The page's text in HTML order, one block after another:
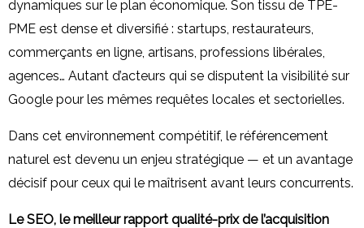
dynamiques sur le plan économique. Son tissu de TPE-
PME est dense et diversifié : startups, restaurateurs,
commerçants en ligne, artisans, professions libérales,
agences… Autant d’acteurs qui se disputent la visibilité sur
Google pour les mêmes requêtes locales et sectorielles.
Dans cet environnement compétitif, le référencement
naturel est devenu un enjeu stratégique — et un avantage
décisif pour ceux qui le maîtrisent avant leurs concurrents.
Le SEO, le meilleur rapport qualité-prix de l’acquisition